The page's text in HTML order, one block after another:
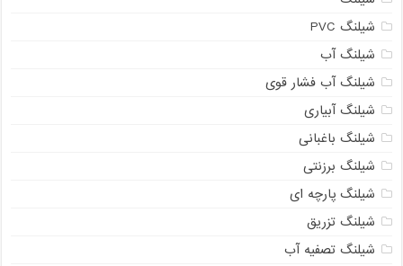
شیلنگ PVC
شیلنگ آب
شیلنگ آب فشار قوی
شیلنگ آبیاری
شیلنگ باغبانی
شیلنگ برزنتی
شیلنگ پارچه ای
شیلنگ تزریق
شیلنگ تصفیه آب